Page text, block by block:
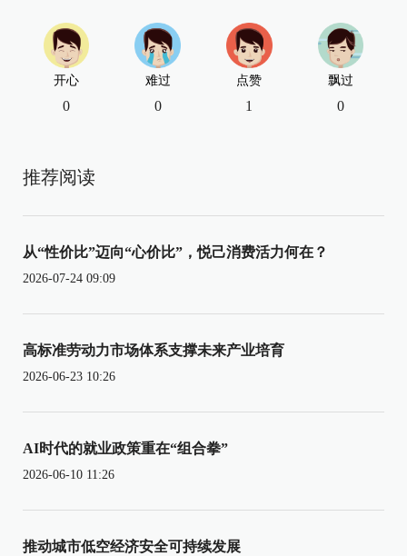
开心
0
难过
0
点赞
1
飘过
0
推荐阅读
从“性价比”迈向“心价比”，悦己消费活力何在？
2026-07-24 09:09
高标准劳动力市场体系支撑未来产业培育
2026-06-23 10:26
AI时代的就业政策重在“组合拳”
2026-06-10 11:26
推动城市低空经济安全可持续发展